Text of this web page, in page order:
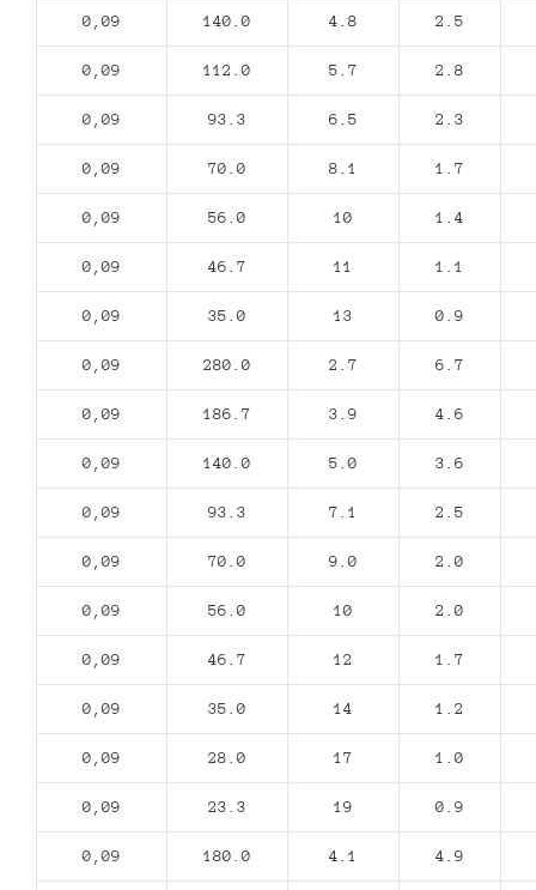
0,09 140.0 4.8 2.5
0,09 112.0 5.7 2.8
0,09 93.3 6.5 2.3
0,09 70.0 8.1 1.7
0,09 56.0 10 1.4
0,09 46.7 11 1.1
0,09 35.0 13 0.9
0,09 280.0 2.7 6.7
0,09 186.7 3.9 4.6
0,09 140.0 5.0 3.6
0,09 93.3 7.1 2.5
0,09 70.0 9.0 2.0
0,09 56.0 10 2.0
0,09 46.7 12 1.7
0,09 35.0 14 1.2
0,09 28.0 17 1.0
0,09 23.3 19 0.9
0,09 180.0 4.1 4.9